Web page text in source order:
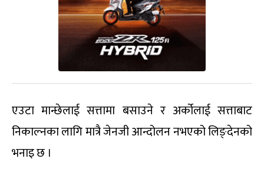
एउटा मान्छेलाई सत्तामा बसाउने र अर्कोलाई सत्ताबाट
निकाल्नका लागि मात्रै जेनजी आन्दोलन नभएको लिङ्देनको
भनाइ छ ।